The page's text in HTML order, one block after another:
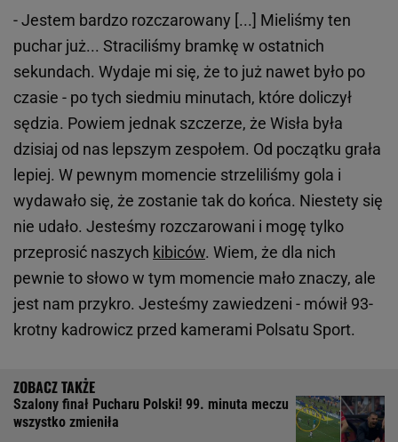
- Jestem bardzo rozczarowany [...] Mieliśmy ten
puchar już... Straciliśmy bramkę w ostatnich
sekundach. Wydaje mi się, że to już nawet było po
czasie - po tych siedmiu minutach, które doliczył
sędzia. Powiem jednak szczerze, że Wisła była
dzisiaj od nas lepszym zespołem. Od początku grała
lepiej. W pewnym momencie strzeliliśmy gola i
wydawało się, że zostanie tak do końca. Niestety się
nie udało. Jesteśmy rozczarowani i mogę tylko
przeprosić naszych kibiców. Wiem, że dla nich
pewnie to słowo w tym momencie mało znaczy, ale
jest nam przykro. Jesteśmy zawiedzeni - mówił 93-
krotny kadrowicz przed kamerami Polsatu Sport.
Szalony finał Pucharu Polski! 99. minuta meczu
wszystko zmieniła